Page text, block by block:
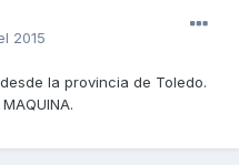
2015
la provincia de Toledo.